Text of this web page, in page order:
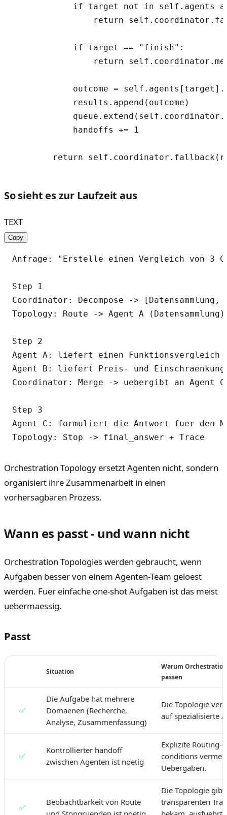
if target not in self.agents
return
            if target == "finish":
return
outcome =
            results.append(outcome)
            handoffs += 1
So sieht es zur Laufzeit aus
TEXT
Copy
Anfrage: "Erstelle einen Vergleich von 3
Step 1
Coordinator: Decompose ->
Topology: Route -> Agent A
Step 2
Agent A: liefert einen Funktionsvergleich
Agent B: liefert Preis- und
Coordinator: Merge -> uebergibt an Agent
Step 3
Agent C: formuliert die Antwort fuer den
Orchestration Topology ersetzt Agenten nicht, sondern
organisiert ihre Zusammenarbeit in einen
vorhersagbaren Prozess.
Wann es passt - und wann nicht
Orchestration Topologies werden gebraucht, wenn
Aufgaben besser von einem Agenten-Team geloest
werden. Fuer einfache one-shot Aufgaben ist das meist
uebermaessig.
Passt
Situation
Warum
passen
✅
Die Aufgabe hat mehrere
Domaenen (Recherche,
Analyse, Zusammenfassung)
Die Topologie
auf spezialisierte
✅
Kontrollierter handoff
zwischen Agenten ist noetig
Explizite Routing-
conditions
Uebergaben.
✅
Beobachtbarkeit von Route
Die Topologie gibt
transparenten